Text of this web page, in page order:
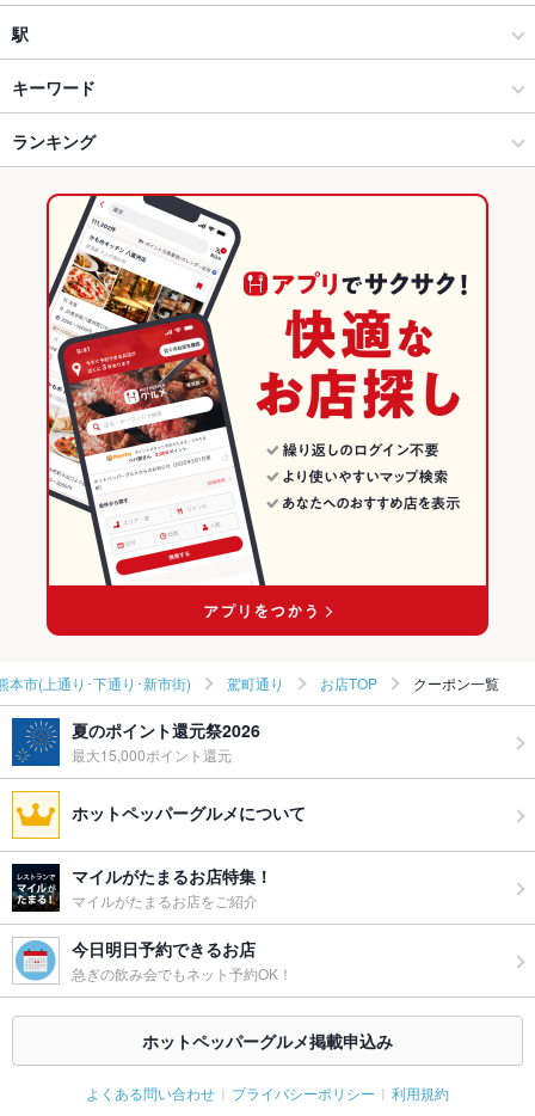
焼肉
熊本市(上通り･下通り･新市街) × 焼肉・ホルモン
熊本市(上通り･下通り･新市街) × 焼肉
通町筋駅 × 焼肉・ホルモン
通町筋駅 × 焼肉
駕町通り
駕町通り × 焼肉・ホルモン
駕町通り × 焼肉
熊本 × 焼肉・ホルモン
熊本 × 焼肉
駅
熊本城・市役所前駅
水道町駅
通町筋駅
キーワード
からあげ ハンバーグ
ランキング
熊本のグルメランキング
熊本の焼肉・ホルモンランキング
熊本市(上通り･下通り･新市街)のグルメランキング
熊本市(上通り･下通り･新市街)の焼肉・ホルモンランキング
駕町通りのグルメランキング
駕町通りの焼肉・ホルモンランキング
本市(上通り･下通り･新市街) 駕町通り お店TOP クーポン一覧
夏のポイント還元祭2026
最大15,000ポイント還元
ホットペッパーグルメについて
マイルがたまるお店特集！
マイルがたまるお店をご紹介
今日明日予約できるお店
急ぎの飲み会でもネット予約OK！
ホットペッパーグルメ掲載申込み
よくある問い合わせ プライバシーポリシー 利用規約